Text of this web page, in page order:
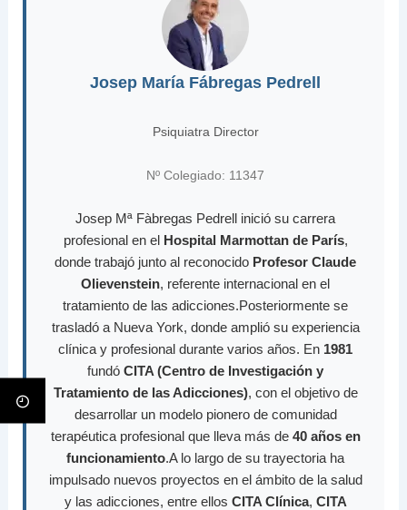
Josep María Fábregas Pedrell
Psiquiatra Director
Nº Colegiado: 11347
Josep Mª Fàbregas Pedrell inició su carrera
profesional en el Hospital Marmottan de París,
donde trabajó junto al reconocido Profesor Claude
Olievenstein, referente internacional en el
tratamiento de las adicciones.Posteriormente se
trasladó a Nueva York, donde amplió su experiencia
clínica y profesional durante varios años. En 1981
fundó CITA (Centro de Investigación y
Tratamiento de las Adicciones), con el objetivo de
desarrollar un modelo pionero de comunidad
terapéutica profesional que lleva más de 40 años en
funcionamiento.A lo largo de su trayectoria ha
impulsado nuevos proyectos en el ámbito de la salud
y las adicciones, entre ellos CITA Clínica, CITA